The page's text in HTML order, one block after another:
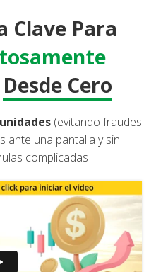
Clave Para
Desde Cero
(evitando fraudes
ante una pantalla y sin
complicadas